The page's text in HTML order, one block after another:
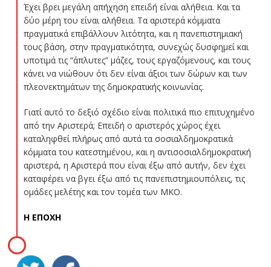
Έχει βρει μεγάλη απήχηση επειδή είναι αλήθεια. Και τα
δύο μέρη του είναι αλήθεια. Τα αριστερά κόμματα
πραγματικά επιβάλλουν λιτότητα, και η πανεπιστημιακή
τους βάση, στην πραγματικότητα, συνεχώς δυσφημεί και
υποτιμά τις “άπλυτες” μάζες, τους εργαζόμενους, και τους
κάνει να νιώθουν ότι δεν είναι άξιοι των δώρων και των
πλεονεκτημάτων της δημοκρατικής κοινωνίας.
Γιατί αυτό το δεξιό σχέδιο είναι πολιτικά πιο επιτυχημένο
από την Αριστερά; Επειδή ο αριστερός χώρος έχει
καταληφθεί πλήρως από αυτά τα σοσιαλδημοκρατικά
κόμματα του κατεστημένου, και η αντισοσιαλδημοκρατική
αριστερά, η Αριστερά που είναι έξω από αυτήν, δεν έχει
καταφέρει να βγει έξω από τις πανεπιστημιουπόλεις, τις
ομάδες μελέτης και τον τομέα των ΜΚΟ.
Η ΕΠΟΧΗ